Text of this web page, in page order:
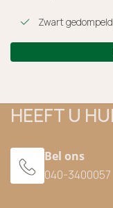
Zwart gedompeld
HEEFT U
Bel ons
040-3400057